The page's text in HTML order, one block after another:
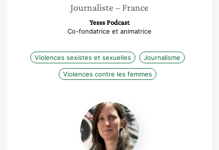
Journaliste – France
Yesss Podcast
Co-fondatrice et animatrice
Violences sexistes et sexuelles Journalisme
Violences contre les femmes
Carole
Evéraère